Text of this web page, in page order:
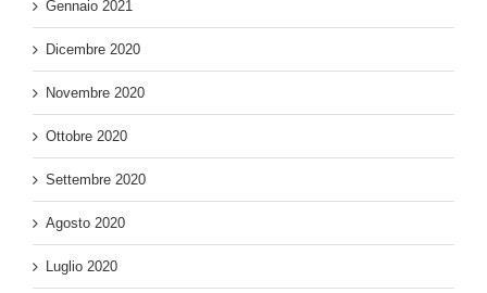
Gennaio 2021
Dicembre 2020
Novembre 2020
Ottobre 2020
Settembre 2020
Agosto 2020
Luglio 2020